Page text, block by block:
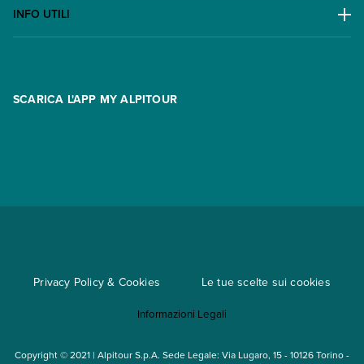
Lavora con noi
Assicurazioni
INFO UTILI
Condizioni generali di contratto
Mappa del sito
SCARICA L'APP MY ALPITOUR
Privacy Policy & Cookies Le tue scelte sui cookies
Informazioni Legali
Copyright © 2021 | Alpitour S.p.A. Sede Legale: Via Lugaro, 15 - 10126 Torino -